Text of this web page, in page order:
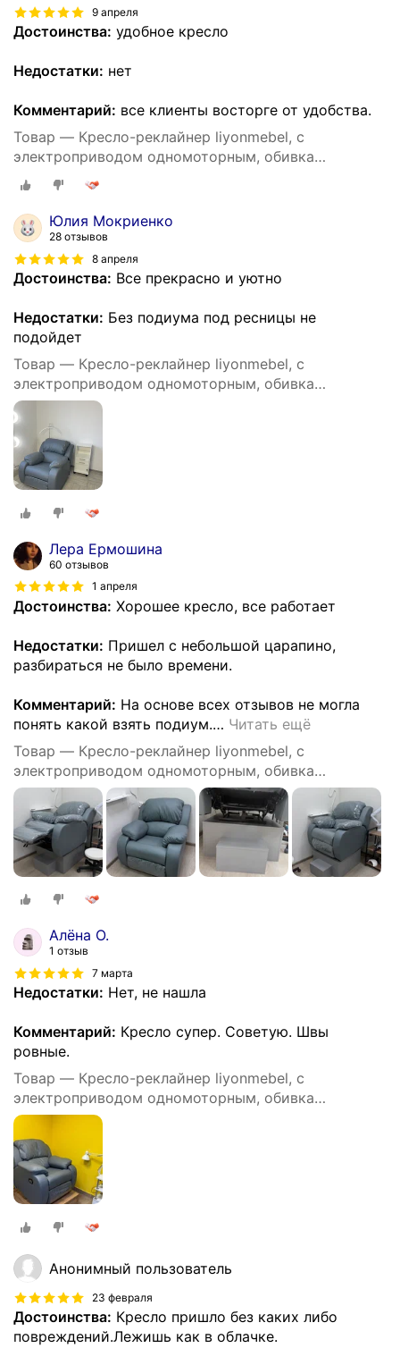
9 апреля
Достоинства: удобное кресло
Недостатки: нет
Комментарий: все клиенты восторге от удобства.
Товар — Кресло-реклайнер liyonmebel, с
электроприводом одномоторным, обивка
искусственная кожа, цвет серый
Юлия Мокриенко
28 отзывов
8 апреля
Достоинства: Все прекрасно и уютно
Недостатки: Без подиума под ресницы не
подойдет
Товар — Кресло-реклайнер liyonmebel, с
электроприводом одномоторным, обивка
искусственная кожа, цвет серый
Лера Ермошина
60 отзывов
1 апреля
Достоинства: Хорошее кресло, все работает
Недостатки: Пришел с небольшой царапино,
разбираться не было времени.
Комментарий: На основе всех отзывов не могла
понять какой взять подиум.… Читать ещё
Товар — Кресло-реклайнер liyonmebel, с
электроприводом одномоторным, обивка
искусственная кожа, цвет серый
Алёна О.
1 отзыв
7 марта
Недостатки: Нет, не нашла
Комментарий: Кресло супер. Советую. Швы
ровные.
Товар — Кресло-реклайнер liyonmebel, с
электроприводом одномоторным, обивка
искусственная кожа, цвет серый
Анонимный пользователь
23 февраля
Достоинства: Кресло пришло без каких либо
повреждений.Лежишь как в облачке.